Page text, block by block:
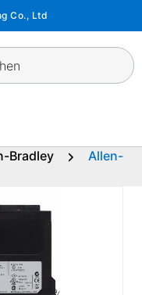
Co., Ltd
Bradley
Allen-